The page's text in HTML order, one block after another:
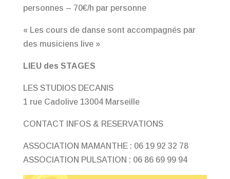
personnes – 70€/h par personne
« Les cours de danse sont accompagnés par
des musiciens live »
LIEU des STAGES
LES STUDIOS DECANIS
1 rue Cadolive 13004 Marseille
CONTACT INFOS & RESERVATIONS
ASSOCIATION MAMANTHE : 06 19 92 32 78
ASSOCIATION PULSATION : 06 86 69 99 94